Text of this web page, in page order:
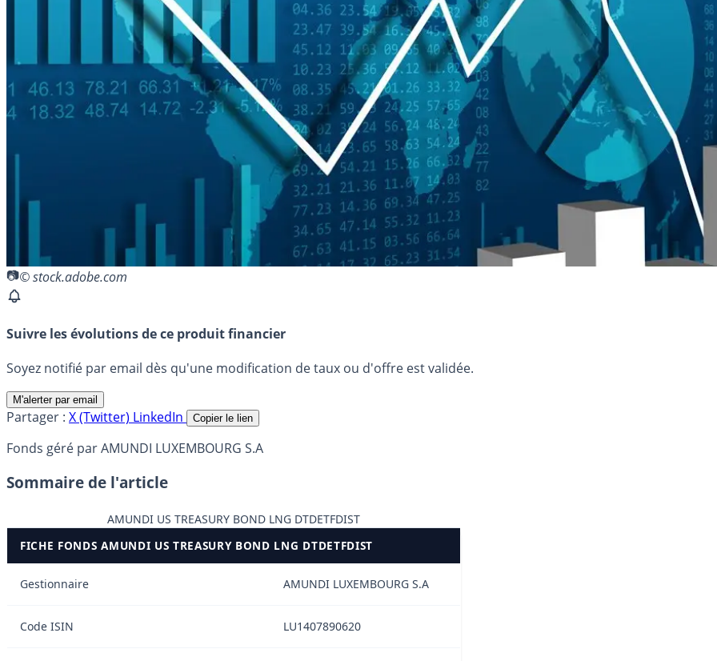
© stock.adobe.com
Suivre les évolutions de ce produit financier
Soyez notifié par email dès qu'une modification de taux ou d'offre est validée.
M'alerter par email
Partager : X (Twitter) LinkedIn Copier le lien
Fonds géré par AMUNDI LUXEMBOURG S.A
Sommaire de l'article
AMUNDI US TREASURY BOND LNG DTDETFDIST
FICHE FONDS AMUNDI US TREASURY BOND LNG DTDETFDIST
Gestionnaire AMUNDI LUXEMBOURG S.A
Code ISIN LU1407890620